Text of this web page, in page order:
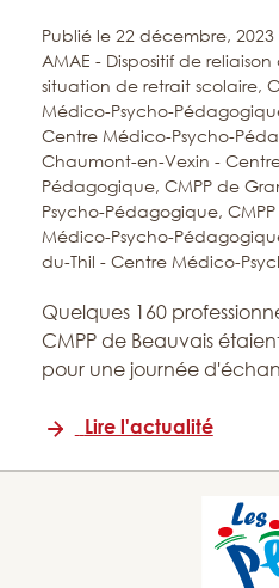
Publié le 22 décembre, 2023
AMAE - Dispositif de
situation de retrait scolaire,
Médico-Psycho-
Centre Médico-Psycho-
Chaumont-en-Vexin -
Pédagogique, CMPP de
Psycho-Pédagogique,
Médico-Psycho-
du-Thil - Centre Médico-
Quelques 160
CMPP de Beauvais
pour une journée
Lire l'actualité